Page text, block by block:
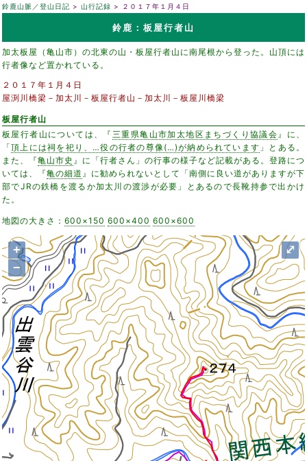
鈴鹿山脈／登山日記 山行記録 ２０１７年１月４日
鈴鹿：板屋行者山
加太板屋（亀山市）の北東の山・板屋行者山に南尾根から登った。山頂には
行者像など置かれている。
２０１７年１月４日
屋渕川橋梁－加太川－板屋行者山－加太川－板屋川橋梁
板屋行者山
板屋行者山については、『 三重県亀山市加太地区まちづくり協議会』に、
「頂上には祠を祀り、…役の行者の尊像(…)が納められています 」とある。
また、『亀山市史 』に「行者さん」の行事の様子など記載がある。登路につ
いては、『亀の細道 』に勧められないとして「南側に良い道がありますが下
部でJRの鉄橋を渡るか加太川の渡渉が必要」とあるので長靴持参で出かけ
た。
地図の大きさ： 600×150 600×400 600×600
+
−
⤢